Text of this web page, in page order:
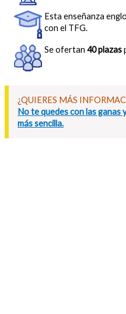
Esta enseñanza
con el TFG.
Se ofertan 40 plazas
¿QUIERES MÁS
No te quedes con las ganas
más sencilla.